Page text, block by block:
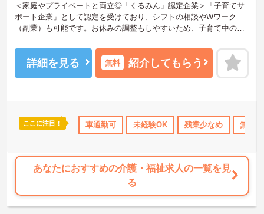
日勤のみ 年間休日110日以上 ブランクOK 資格取得サポ
＜家庭やプライベートと両立◎「くるみん」認定企業＞「子育てサ
ポート企業」として認定を受けており、シフトの相談やWワーク
（副業）も可能です。お休みの調整もしやすいため、子育て中の方
心のデイサービスなので生活リズムも整えやすく、プライベートな
時間もしっかり確保できる働きやすい職場です。
＜ありがとう」が嬉しい！工夫とアイデアが活きる仕事＞食事や入
がとう」と感謝の言葉をいただけたり、信頼関係が深まっていく喜
びを感じられるのが大きなやりがいです。介護度が比較的高くない
詳細を見る 無料 紹介してもらう
ここに注目！ 車通勤可 未経験OK 残業少なめ 無資
あなたにおすすめの介護・福祉求人の一覧を見
る